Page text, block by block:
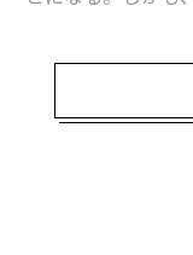
ューヨーク・メッ
0万ドル（約190